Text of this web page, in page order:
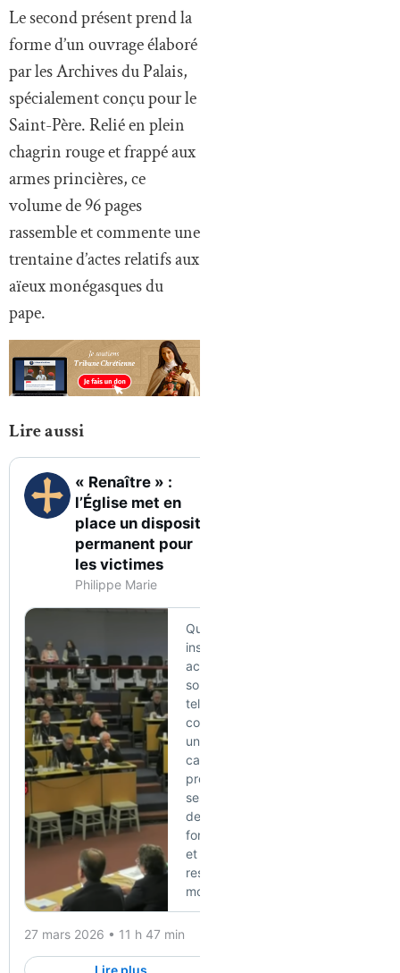
Le second présent prend la
forme d’un ouvrage élaboré
par les Archives du Palais,
spécialement conçu pour le
Saint-Père. Relié en plein
chagrin rouge et frappé aux
armes princières, ce
volume de 96 pages
rassemble et commente une
trentaine d’actes relatifs aux
aïeux monégasques du
pape.
Lire aussi